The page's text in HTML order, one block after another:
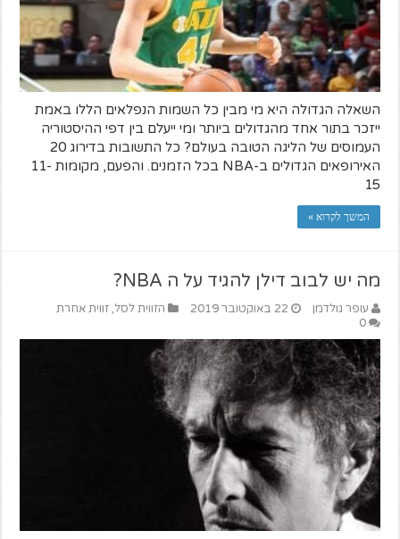
השאלה הגדולה היא מי מבין כל השמות הנפלאים הללו באמת
ייזכר בתור אחד מהגדולים ביותר ומי ייעלם בין דפי ההיסטוריה
העמוסים של הליגה הטובה בעולם? כל התשובות בדירוג 20
האירופאים הגדולים ב-NBA בכל הזמנים. והפעם, מקומות 11-
15
המשך לקרוא »
מה יש לבוב דילן להגיד על ה NBA?
עופר גולדמן 22 באוקטובר 2019 הזווית לסל,זווית אחרת
0